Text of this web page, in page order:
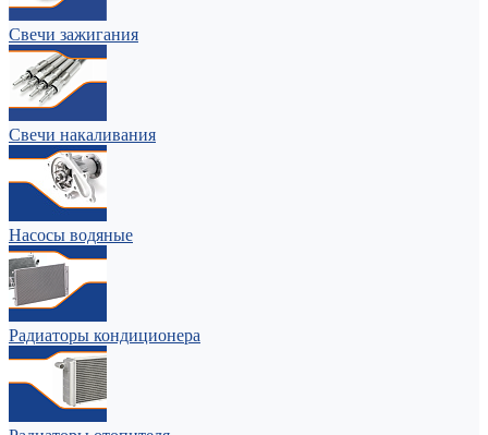
Свечи зажигания
Свечи накаливания
Насосы водяные
Радиаторы кондиционера